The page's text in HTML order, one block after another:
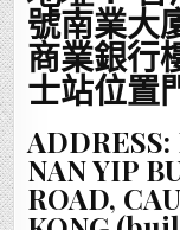
號南業大
商業銀行
士站位置
NAN YIP
ROAD,